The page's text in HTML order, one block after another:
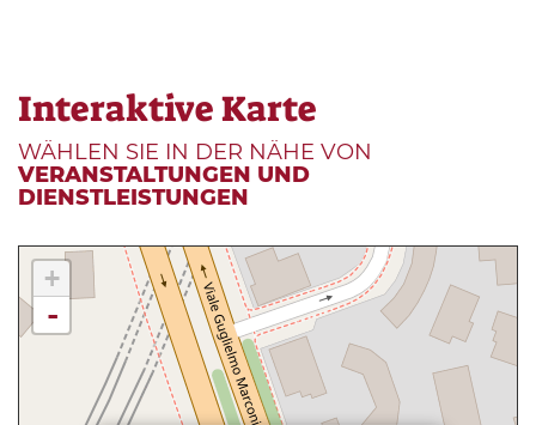
Interaktive Karte
WÄHLEN SIE IN DER NÄHE VON
VERANSTALTUNGEN UND
DIENSTLEISTUNGEN
+
-